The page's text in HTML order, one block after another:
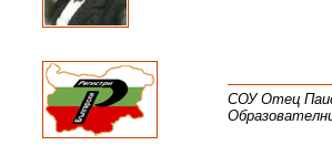
СОУ Отец